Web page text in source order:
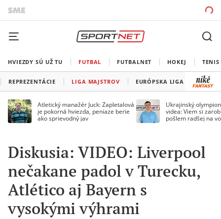
HVIEZDY SÚ UŽ TU FUTBAL FUTBALNET HOKEJ TENIS
REPREZENTÁCIE LIGA MAJSTROV EURÓPSKA LIGA
Atletický manažér Juck: Zapletalová
je pokorná hviezda, peniaze berie
ako sprievodný jav
Ukrajinský
videa: Viem si
pošlem radšej na
Diskusia: VIDEO: Liverpool
nečakane padol v Turecku,
Atlético aj Bayern s
vysokými výhrami